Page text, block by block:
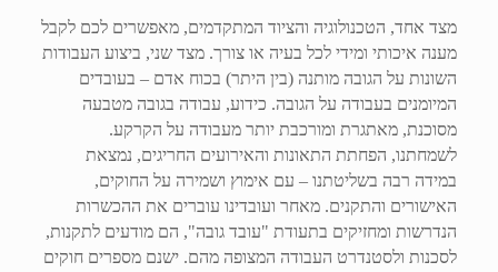
מצד אחד, הטכנולוגיה והציוד המתקדמים, מאפשרים לכם לקבל
מענה איכותי ומידי לכל בעיה או צורך. מצד שני, ביצוע העבודות
השונות על הגובה מותנה (בין היתר) בכוח אדם – בעובדים
המיומנים בעבודה על הגובה. כידוע, עבודה בגובה מטבעה
מסוכנת, מאתגרת ומורכבת יותר מעבודה על הקרקע.
לשמחתנו, הפחתת התאונות והאירועים החריגים, נמצאת
במידה רבה בשליטתנו – עם אימוץ ושמירה על החוקים,
האישורים והתקנים. מאחר ועובדינו עוברים את ההכשרות
הנדרשות ומחזיקים בתעודת "עובד גובה", הם מודעים לתקנות,
לסכנות ולסטנדרט העבודה המצופה מהם. ישנם מספרים חוקים